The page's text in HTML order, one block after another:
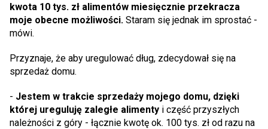
kwota 10 tys. zł alimentów miesięcznie przekracza
moje obecne możliwości. Staram się jednak im sprostać -
mówi.
Przyznaje, że aby uregulować dług, zdecydował się na
sprzedaż domu.
- Jestem w trakcie sprzedaży mojego domu, dzięki
której ureguluję zaległe alimenty i część przyszłych
należności z góry - łącznie kwotę ok. 100 tys. zł od razu na